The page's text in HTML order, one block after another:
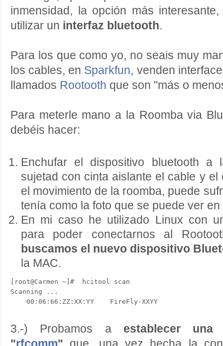
inmensidad, la opción más
utilizar un interfaz bluetooth.
Para los que como yo, no seais muy
los cables, en Sparkfun, venden
llamados Rootooth que son "más o
Para meterle mano a la Roomba via
debéis hacer:
Enchufar el dispositivo bluetooth
sujetad con cinta aislante el cable y el
el movimiento de la roomba, puede
tenía como la foto que se puede ver
En mi caso he utilizado Linux con
para poder conectarnos al
buscamos el nuevo dispositivo
la MAC.
[root@Carmen ~]#  hcitool scan
Scanning ...
3.-) Probamos a establecer una